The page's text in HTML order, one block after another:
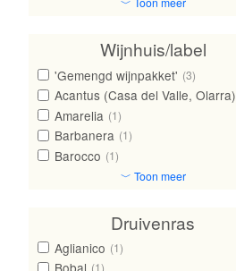
Wijnhuis/label
'Gemengd wijnpakket' (3)
Acantus (Casa del Valle, Olarra)
Amarelia (1)
Barbanera (1)
Barocco (1)
﹀ Toon meer
Druivenras
Aglianico (1)
(1)